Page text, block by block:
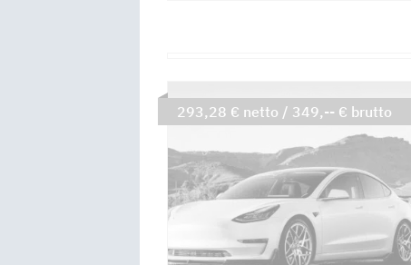
293,28 € netto / 349,-- € brutto